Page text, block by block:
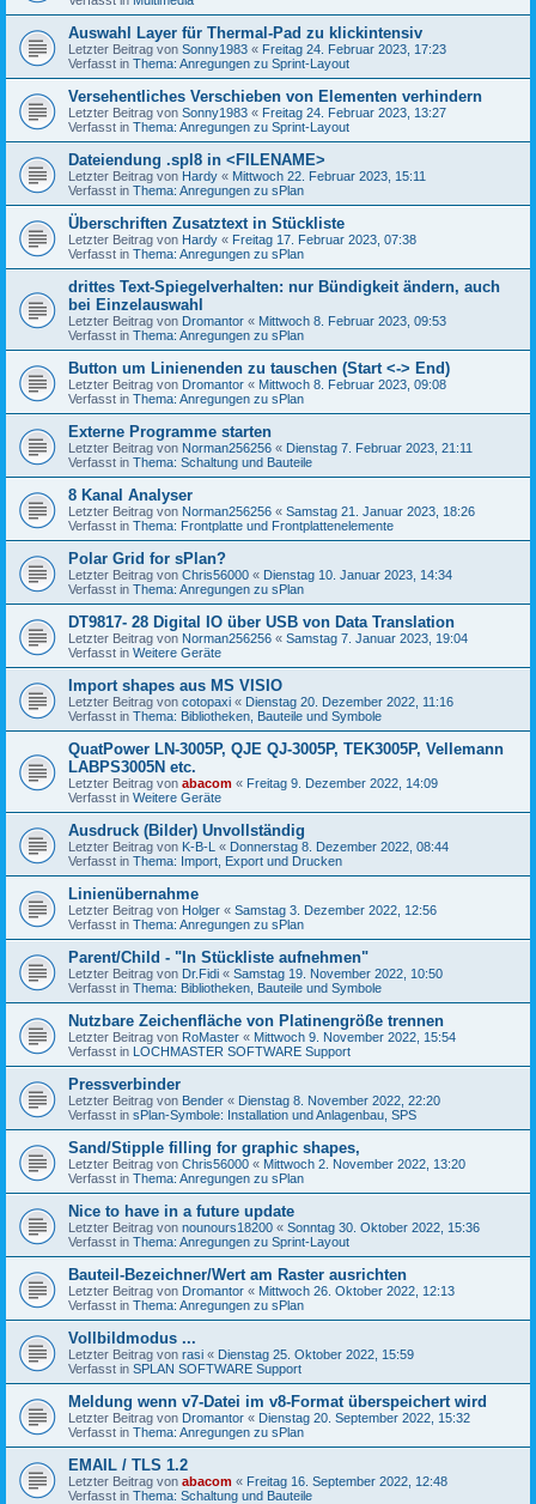
Auswahl Layer für Thermal-Pad zu klickintensiv
Letzter Beitrag von Sonny1983 « Freitag 24. Februar 2023, 17:23
Verfasst in Thema: Anregungen zu Sprint-Layout
Versehentliches Verschieben von Elementen verhindern
Letzter Beitrag von Sonny1983 « Freitag 24. Februar 2023, 13:27
Verfasst in Thema: Anregungen zu Sprint-Layout
Dateiendung .spl8 in <FILENAME>
Letzter Beitrag von Hardy « Mittwoch 22. Februar 2023, 15:11
Verfasst in Thema: Anregungen zu sPlan
Überschriften Zusatztext in Stückliste
Letzter Beitrag von Hardy « Freitag 17. Februar 2023, 07:38
Verfasst in Thema: Anregungen zu sPlan
drittes Text-Spiegelverhalten: nur Bündigkeit ändern, auch
bei Einzelauswahl
Letzter Beitrag von Dromantor « Mittwoch 8. Februar 2023, 09:53
Verfasst in Thema: Anregungen zu sPlan
Button um Linienenden zu tauschen (Start <-> End)
Letzter Beitrag von Dromantor « Mittwoch 8. Februar 2023, 09:08
Verfasst in Thema: Anregungen zu sPlan
Externe Programme starten
Letzter Beitrag von Norman256256 « Dienstag 7. Februar 2023, 21:11
Verfasst in Thema: Schaltung und Bauteile
8 Kanal Analyser
Letzter Beitrag von Norman256256 « Samstag 21. Januar 2023, 18:26
Verfasst in Thema: Frontplatte und Frontplattenelemente
Polar Grid for sPlan?
Letzter Beitrag von Chris56000 « Dienstag 10. Januar 2023, 14:34
Verfasst in Thema: Anregungen zu sPlan
DT9817- 28 Digital IO über USB von Data Translation
Letzter Beitrag von Norman256256 « Samstag 7. Januar 2023, 19:04
Verfasst in Weitere Geräte
Import shapes aus MS VISIO
Letzter Beitrag von cotopaxi « Dienstag 20. Dezember 2022, 11:16
Verfasst in Thema: Bibliotheken, Bauteile und Symbole
QuatPower LN-3005P, QJE QJ-3005P, TEK3005P, Vellemann
LABPS3005N etc.
Letzter Beitrag von abacom « Freitag 9. Dezember 2022, 14:09
Verfasst in Weitere Geräte
Ausdruck (Bilder) Unvollständig
Letzter Beitrag von K-B-L « Donnerstag 8. Dezember 2022, 08:44
Verfasst in Thema: Import, Export und Drucken
Linienübernahme
Letzter Beitrag von Holger « Samstag 3. Dezember 2022, 12:56
Verfasst in Thema: Anregungen zu sPlan
Parent/Child - "In Stückliste aufnehmen"
Letzter Beitrag von Dr.Fidi « Samstag 19. November 2022, 10:50
Verfasst in Thema: Bibliotheken, Bauteile und Symbole
Nutzbare Zeichenfläche von Platinengröße trennen
Letzter Beitrag von RoMaster « Mittwoch 9. November 2022, 15:54
Verfasst in LOCHMASTER SOFTWARE Support
Pressverbinder
Letzter Beitrag von Bender « Dienstag 8. November 2022, 22:20
Verfasst in sPlan-Symbole: Installation und Anlagenbau, SPS
Sand/Stipple filling for graphic shapes,
Letzter Beitrag von Chris56000 « Mittwoch 2. November 2022, 13:20
Verfasst in Thema: Anregungen zu sPlan
Nice to have in a future update
Letzter Beitrag von nounours18200 « Sonntag 30. Oktober 2022, 15:36
Verfasst in Thema: Anregungen zu Sprint-Layout
Bauteil-Bezeichner/Wert am Raster ausrichten
Letzter Beitrag von Dromantor « Mittwoch 26. Oktober 2022, 12:13
Verfasst in Thema: Anregungen zu sPlan
Vollbildmodus ...
Letzter Beitrag von rasi « Dienstag 25. Oktober 2022, 15:59
Verfasst in SPLAN SOFTWARE Support
Meldung wenn v7-Datei im v8-Format überspeichert wird
Letzter Beitrag von Dromantor « Dienstag 20. September 2022, 15:32
Verfasst in Thema: Anregungen zu sPlan
EMAIL / TLS 1.2
Letzter Beitrag von abacom « Freitag 16. September 2022, 12:48
Verfasst in Thema: Schaltung und Bauteile